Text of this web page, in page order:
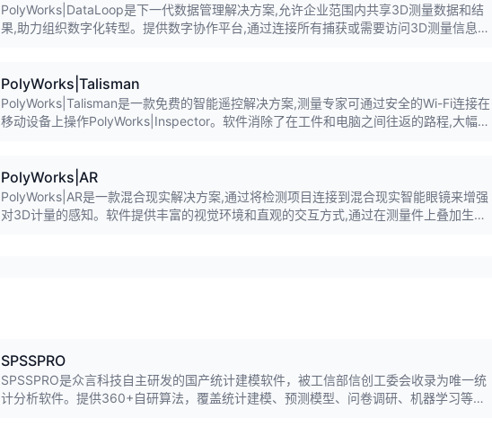
PolyWorks|DataLoop是下一代数据管理解决方案,允许企业范围内共享3D测量数据和结
果,助力组织数字化转型。提供数字协作平台,通过连接所有捕获或需要访问3D测量信息的
PolyWorks|Talisman
PolyWorks|Talisman是一款免费的智能遥控解决方案,测量专家可通过安全的Wi-Fi连接在
移动设备上操作PolyWorks|Inspector。软件消除了在工件和电脑之间往返的路程,大幅提
PolyWorks|AR
PolyWorks|AR是一款混合现实解决方案,通过将检测项目连接到混合现实智能眼镜来增强
对3D计量的感知。软件提供丰富的视觉环境和直观的交互方式,通过在测量件上叠加生动
SPSSPRO
SPSSPRO是众言科技自主研发的国产统计建模软件，被工信部信创工委会收录为唯一统
计分析软件。提供360+自研算法，覆盖统计建模、预测模型、问卷调研、机器学习等领